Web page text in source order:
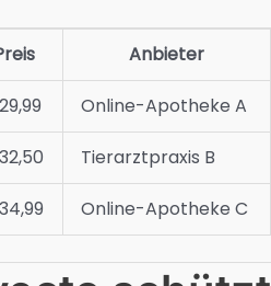
Anbieter
Online-Apotheke A
Tierarztpraxis B
Online-Apotheke C